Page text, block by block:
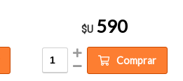
$U 590
Comprar